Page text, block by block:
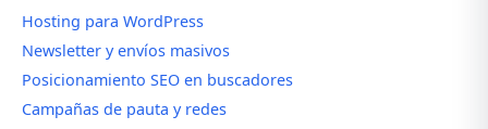
Hosting para WordPress
Newsletter y envíos masivos
Posicionamiento SEO en buscadores
Campañas de pauta y redes